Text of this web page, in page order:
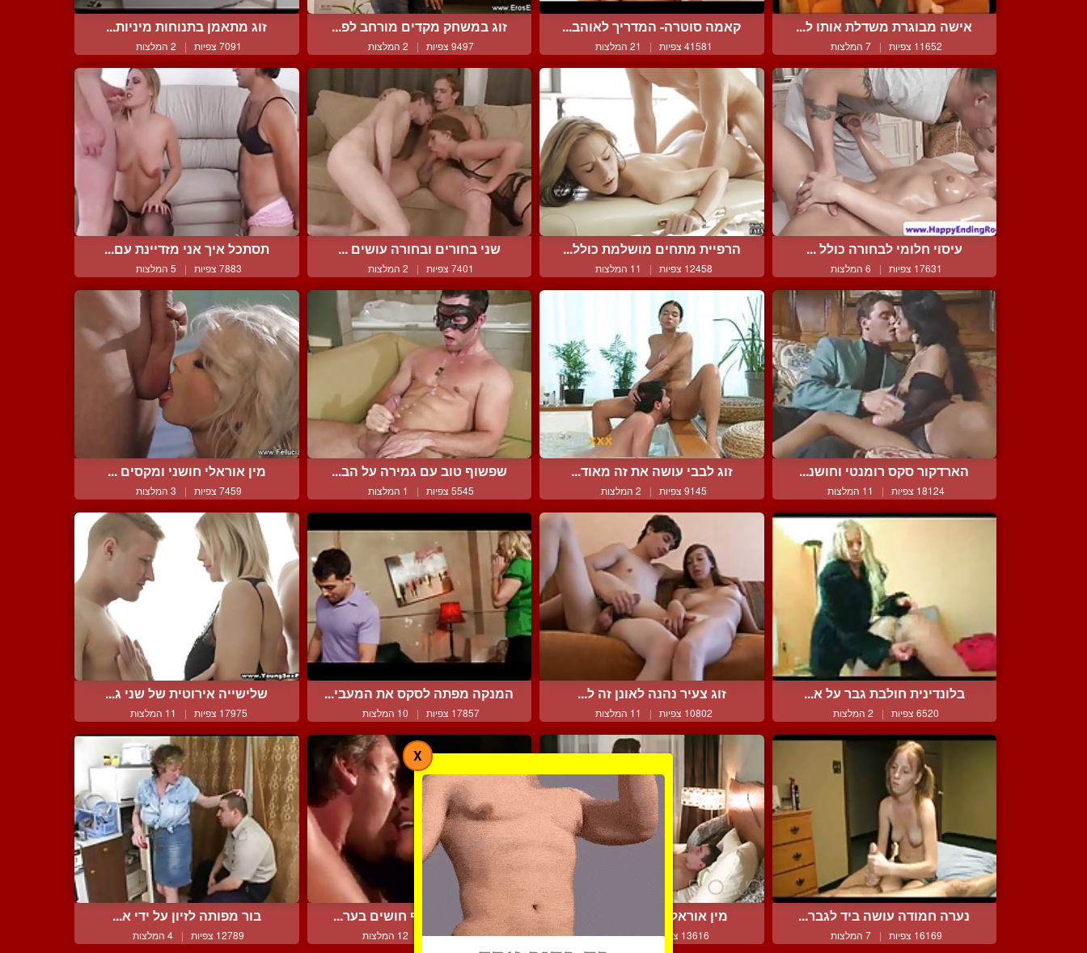
אישה מבוגרת משדלת אותו ל...
11652 צפיות | 7 המלצות
קאמה סוטרה- המדריך לאוהב...
41581 צפיות | 21 המלצות
זוג במשחק מקדים מורחב לפ...
9497 צפיות | 2 המלצות
זוג מתאמן בתנוחות מיניות...
7091 צפיות | 2 המלצות
עיסוי חלומי לבחורה כולל ...
17631 צפיות | 6 המלצות
הרפיית מתחים מושלמת כולל...
12458 צפיות | 11 המלצות
שני בחורים ובחורה עושים ...
7401 צפיות | 2 המלצות
תסתכל איך אני מזדיינת עם...
7883 צפיות | 5 המלצות
הארדקור סקס רומנטי וחושנ...
18124 צפיות | 11 המלצות
זוג לבבי עושה את זה מאוד...
9145 צפיות | 2 המלצות
שפשוף טוב עם גמירה על הב...
5545 צפיות | 1 המלצות
מין אוראלי חושני ומקסים ...
7459 צפיות | 3 המלצות
בלונדינית חולבת גבר על א...
6520 צפיות | 2 המלצות
זוג צעיר נהנה לאונן זה ל...
10802 צפיות | 11 המלצות
המנקה מפתה לסקס את המעבי...
17857 צפיות | 10 המלצות
שלישייה אירוטית של שני ג...
17975 צפיות | 11 המלצות
נערה חמודה עושה ביד לגבר...
16169 צפיות | 7 המלצות
מין אוראלי הדדי יפה ועדי...
13616 צפיות | 7 המלצות
זוג במשגל סוחף חושים בער...
15495 צפיות | 12 המלצות
בור מפותה לזיון על ידי א...
12789 צפיות | 4 המלצות
X